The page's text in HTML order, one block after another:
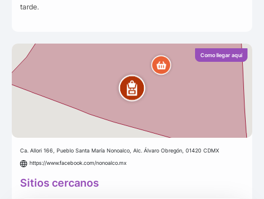
tarde.
Como llegar aquí
Ca. Allori 166, Pueblo Santa María Nonoalco, Alc. Álvaro Obregón, 01420 CDMX
https://www.facebook.com/nonoalco.mx
Sitios cercanos